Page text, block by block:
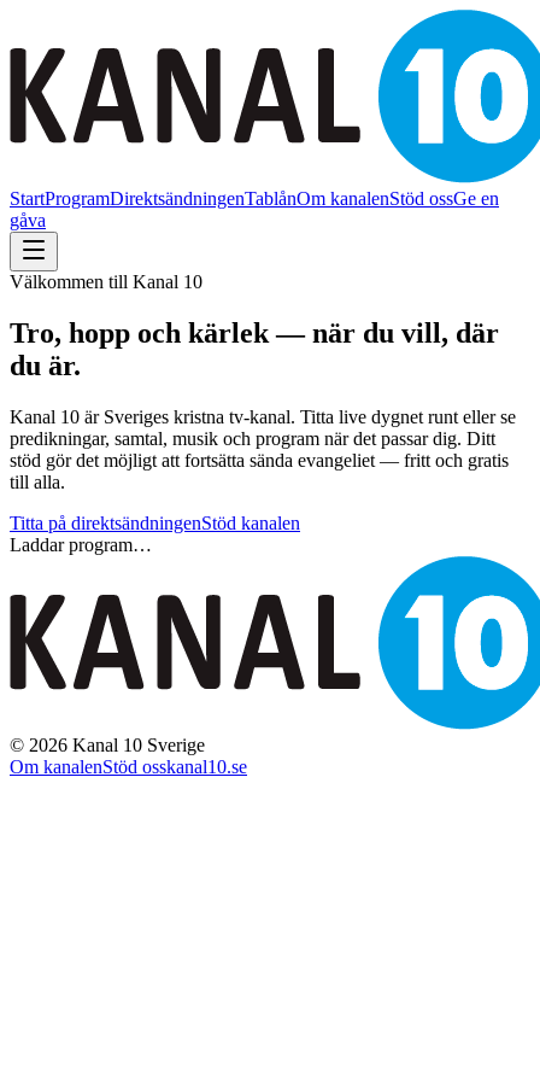
StartProgramDirektsändningenTablånOm kanalenStöd ossGe en
gåva
Välkommen till Kanal 10
Tro, hopp och kärlek — när du vill, där
du är.
Kanal 10 är Sveriges kristna tv-kanal. Titta live dygnet runt eller se
predikningar, samtal, musik och program när det passar dig. Ditt
stöd gör det möjligt att fortsätta sända evangeliet — fritt och gratis
till alla.
Titta på direktsändningenStöd kanalen
Laddar program…
© 2026 Kanal 10 Sverige
Om kanalenStöd osskanal10.se